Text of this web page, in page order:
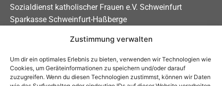
Zustimmung verwalten
Um dir ein optimales Erlebnis zu bieten, verwenden wir Technologien wie
Cookies, um Geräteinformationen zu speichern und/oder darauf
zuzugreifen. Wenn du diesen Technologien zustimmst, können wir Daten
Sozialdienst katholischer Frauen e.V. Schweinfurt
Sparkasse Schweinfurt-Haßberge
IBAN DE31 7935 0101 0000 0208 83
Soziale Medien